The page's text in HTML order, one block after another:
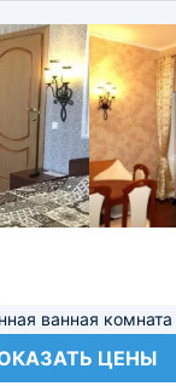
ванная комната
ЦЕНЫ